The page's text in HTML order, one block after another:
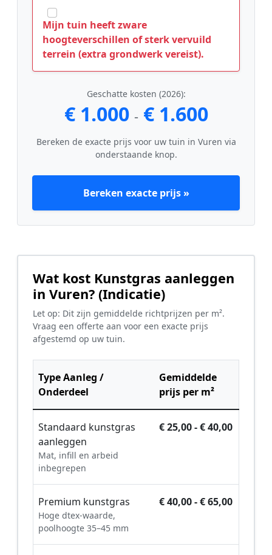
Mijn tuin heeft zware
hoogteverschillen of sterk vervuild
terrein (extra grondwerk vereist).
Geschatte kosten (2026):
€ 1.000 - € 1.600
Bereken de exacte prijs voor uw tuin in Vuren via
onderstaande knop.
Bereken exacte prijs »
Wat kost Kunstgras aanleggen
in Vuren? (Indicatie)
Let op: Dit zijn gemiddelde richtprijzen per m².
Vraag een offerte aan voor een exacte prijs
afgestemd op uw tuin.
Type Aanleg /
Onderdeel
Gemiddelde
prijs per m²
Standaard kunstgras
aanleggen
Mat, infill en arbeid
inbegrepen
€ 25,00 - € 40,00
Premium kunstgras
Hoge dtex-waarde,
poolhoogte 35–45 mm
€ 40,00 - € 65,00